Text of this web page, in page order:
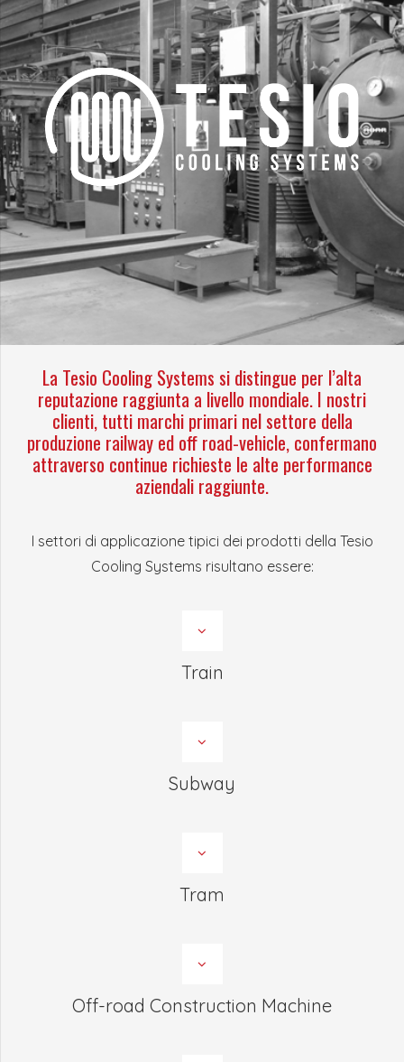
La Tesio Cooling Systems si distingue per l’alta
reputazione raggiunta a livello mondiale. I nostri
clienti, tutti marchi primari nel settore della
produzione railway ed off road-vehicle, confermano
attraverso continue richieste le alte performance
aziendali raggiunte.
I settori di applicazione tipici dei prodotti della Tesio
Cooling Systems risultano essere:
Train
Subway
Tram
Off-road Construction Machine